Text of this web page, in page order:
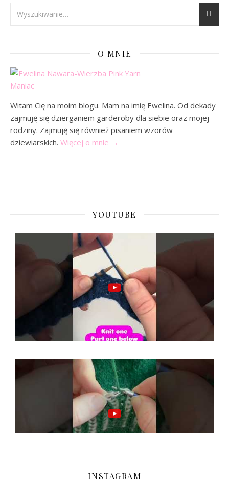
O MNIE
Witam Cię na moim blogu. Mam na imię Ewelina. Od dekady
zajmuję się dzierganiem garderoby dla siebie oraz mojej
rodziny. Zajmuję się również pisaniem wzorów
dziewiarskich. Więcej o mnie →
YOUTUBE
INSTAGRAM